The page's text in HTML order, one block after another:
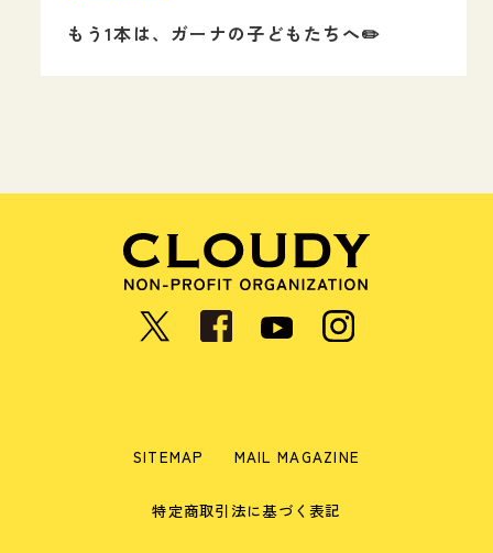
もう1本は、ガーナの子どもたちへ✏️
SITEMAP MAIL MAGAZINE
特定商取引法に基づく表記